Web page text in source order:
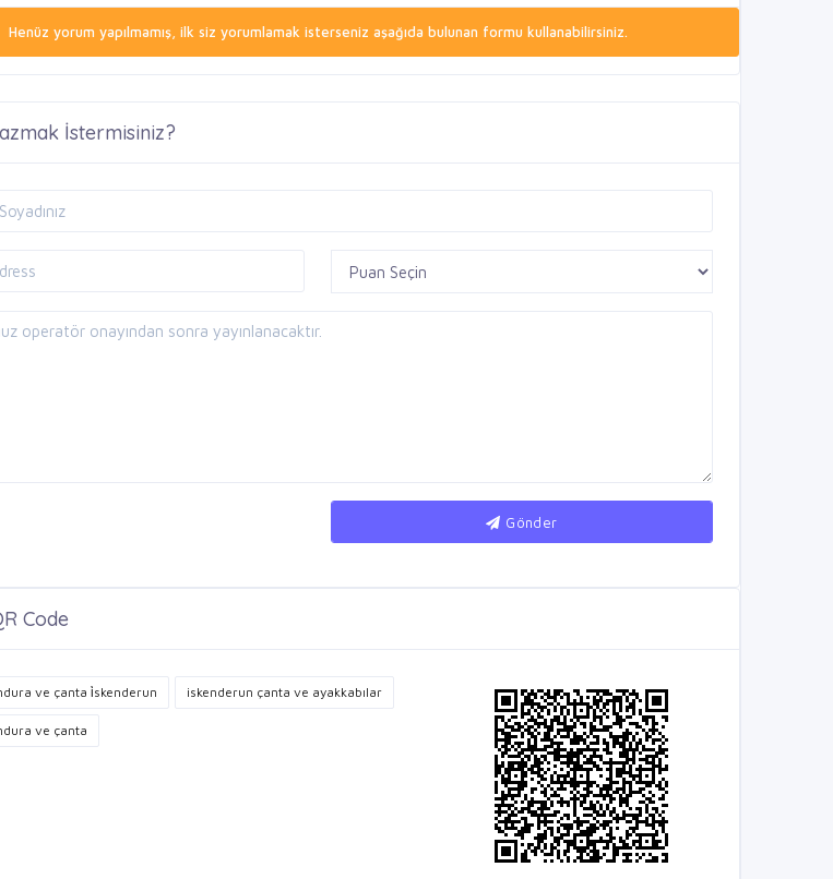
Henüz yorum yapılmamış, ilk siz yorumlamak isterseniz aşağıda bulunan formu kullanabilirsiniz.
İstermisiniz?
Gönder
Code
ve çanta i̇skenderun iskenderun çanta ve ayakkabılar
ve çanta